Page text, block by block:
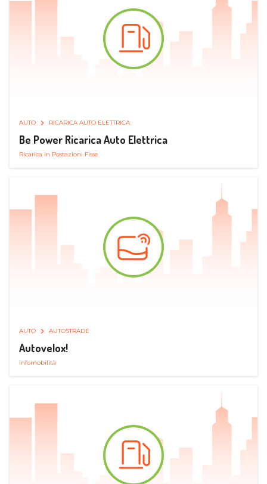
AUTO RICARICA AUTO ELETTRICA
Be Power Ricarica Auto Elettrica
Ricarica in Postazioni Fisse
AUTO AUTOSTRADE
Autovelox!
Infomobilità